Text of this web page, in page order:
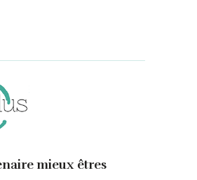
mieux êtres